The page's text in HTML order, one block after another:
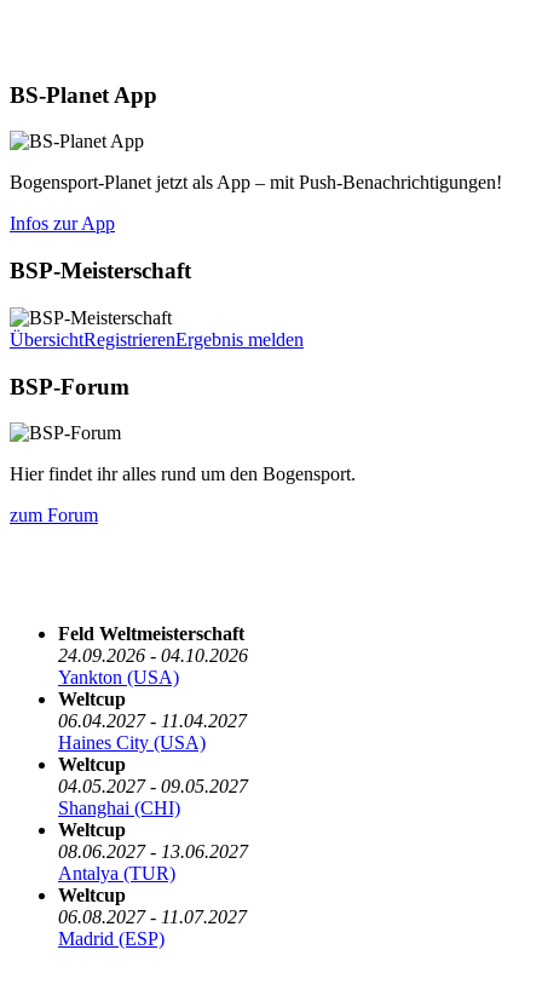
BS-Planet App
Bogensport-Planet jetzt als App – mit Push-Benachrichtigungen!
Infos zur App
BSP-Meisterschaft
ÜbersichtRegistrierenErgebnis melden
BSP-Forum
Hier findet ihr alles rund um den Bogensport.
zum Forum
Feld Weltmeisterschaft
24.09.2026 - 04.10.2026
Yankton (USA)
Weltcup
06.04.2027 - 11.04.2027
Haines City (USA)
Weltcup
04.05.2027 - 09.05.2027
Shanghai (CHI)
Weltcup
08.06.2027 - 13.06.2027
Antalya (TUR)
Weltcup
06.08.2027 - 11.07.2027
Madrid (ESP)